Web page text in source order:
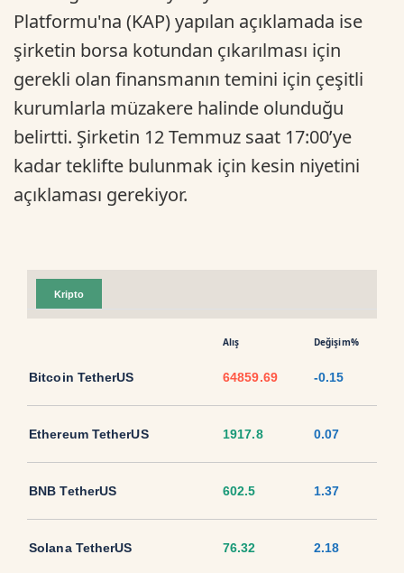
Platformu'na (KAP) yapılan açıklamada ise
şirketin borsa kotundan çıkarılması için
gerekli olan finansmanın temini için çeşitli
kurumlarla müzakere halinde olunduğu
belirtti. Şirketin 12 Temmuz saat 17:00’ye
kadar teklifte bulunmak için kesin niyetini
açıklaması gerekiyor.
Kripto
Alış Değişim%
Bitcoin TetherUS 64859.69 -0.15
Ethereum TetherUS 1917.8 0.07
BNB TetherUS 602.5 1.37
Solana TetherUS 76.32 2.18